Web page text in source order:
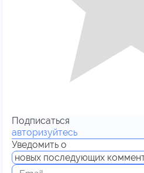
Подписаться
авторизуйтесь
Уведомить о